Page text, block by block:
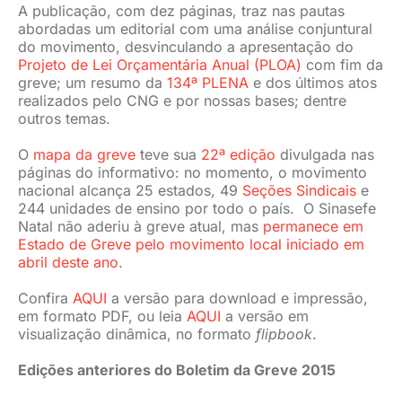
A publicação, com dez páginas, traz nas pautas
abordadas um editorial com uma análise conjuntural
do movimento, desvinculando a apresentação do
Projeto de Lei Orçamentária Anual (PLOA) com fim da
greve; um resumo da 134ª PLENA e dos últimos atos
realizados pelo CNG e por nossas bases; dentre
outros temas.
O mapa da greveteve sua 22ª edição divulgada nas
páginas do informativo: no momento, o movimento
nacional alcança 25 estados, 49 Seções Sindicaise
244 unidades de ensino por todo o país. O Sinasefe
Natal não aderiu à greve atual, mas permanece em
Estado de Greve pelo movimento local iniciado em
abril deste ano.
Confira AQUI a versão para download e impressão,
em formato PDF, ou leia AQUI a versão em
visualização dinâmica, no formato flipbook.
Edições anteriores do Boletim da Greve 2015